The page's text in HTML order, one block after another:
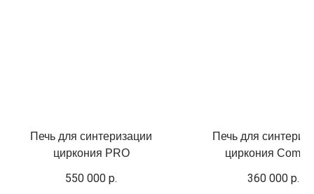
Печь для синтеризации
циркония PRO
550 000 р.
Печь для
циркония
360 000 р.